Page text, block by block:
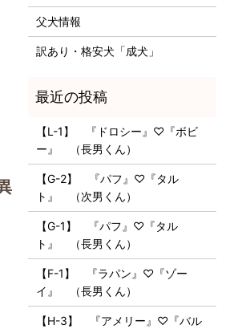
父犬情報
訳あり・格安犬「成犬」
【L-1】 『ドロシー』♡『ボビ
ー』 （長男くん）
【G-2】 『パフ』♡『タル
ト』 （次男くん）
【G-1】 『パフ』♡『タル
ト』 （長男くん）
【F-1】 『ラパン』♡『ゾー
イ』 （長男くん）
【H-3】 『アメリー』♡『バル